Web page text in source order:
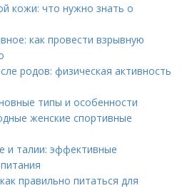
кожи: что нужно знать о
как провести взрывную
родов: физическая активность
типы и особенности
женские спортивные
и талии: эффективные
правильно питаться для